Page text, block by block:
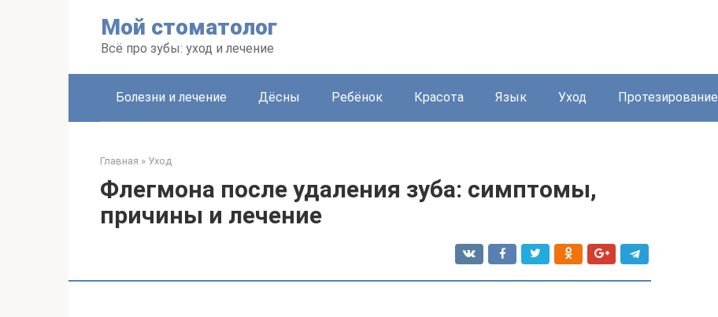
Мой стоматолог
Всё про зубы: уход и лечение
Болезни и лечение Дёсны Ребёнок Красота Язык Уход Протезирование
Главная » Уход
Флегмона после удаления зуба: симптомы,
причины и лечение